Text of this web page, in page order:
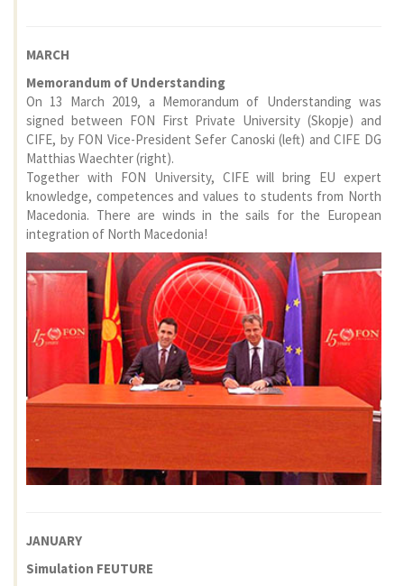
MARCH
Memorandum of Understanding
On 13 March 2019, a Memorandum of Understanding was
signed between FON First Private University (Skopje) and
CIFE, by FON Vice-President Sefer Canoski (left) and CIFE DG
Matthias Waechter (right).
Together with FON University, CIFE will bring EU expert
knowledge, competences and values to students from North
Macedonia. There are winds in the sails for the European
integration of North Macedonia!
JANUARY
Simulation FEUTURE